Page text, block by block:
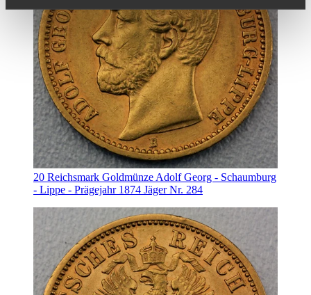
20 Reichsmark Goldmünze Adolf Georg - Schaumburg
- Lippe - Prägejahr 1874 Jäger Nr. 284